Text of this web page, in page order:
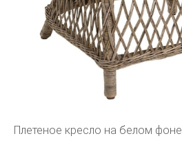
Плетеное кресло на белом фоне